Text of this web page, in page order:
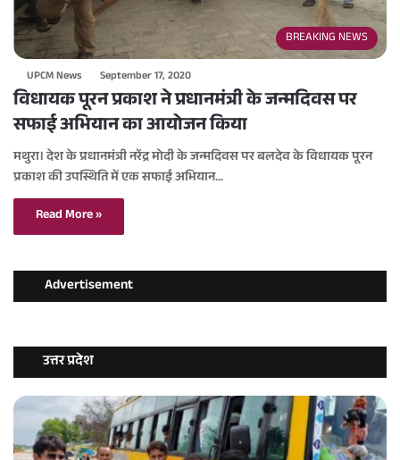
BREAKING NEWS
UPCM News September 17, 2020
विधायक पूरन प्रकाश ने प्रधानमंत्री के जन्मदिवस पर
सफाई अभियान का आयोजन किया
मथुरा। देश के प्रधानमंत्री नरेंद्र मोदी के जन्मदिवस पर बलदेव के विधायक पूरन
प्रकाश की उपस्थिति में एक सफाई अभियान…
Read More »
Advertisement
उत्तर प्रदेश